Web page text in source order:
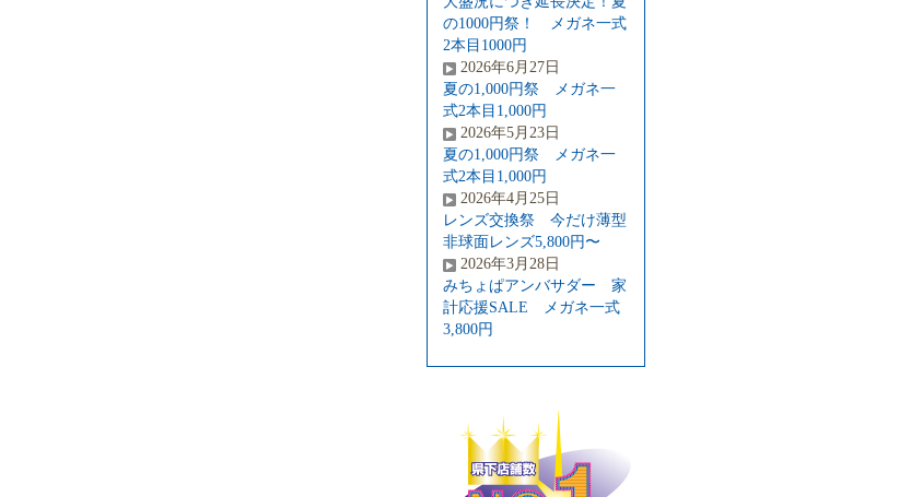
の1000円祭！ メガネ一式
2本目1000円
2026年6月27日
夏の1,000円祭 メガネ一
式2本目1,000円
2026年5月23日
夏の1,000円祭 メガネ一
式2本目1,000円
2026年4月25日
レンズ交換祭 今だけ薄型
非球面レンズ5,800円〜
2026年3月28日
みちょぱアンバサダー 家
計応援SALE メガネ一式
3,800円